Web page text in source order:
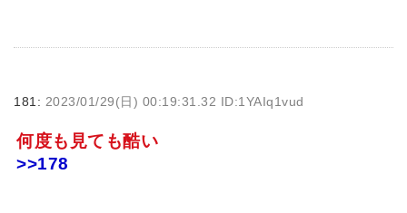
181: 2023/01/29(日) 00:19:31.32 ID:1YAIq1vud
何度も見ても酷い
>>178